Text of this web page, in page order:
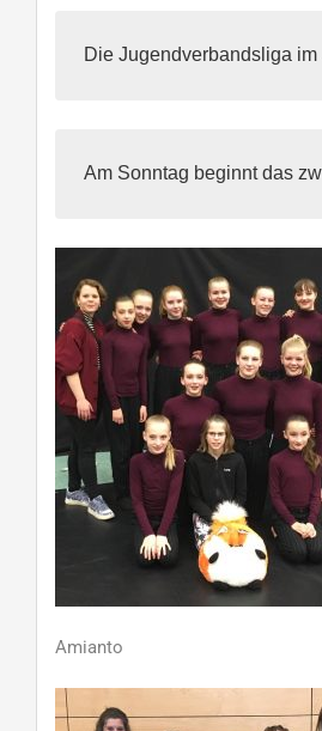
Die Jugendverbandsliga
Am Sonntag beginnt das
Amianto